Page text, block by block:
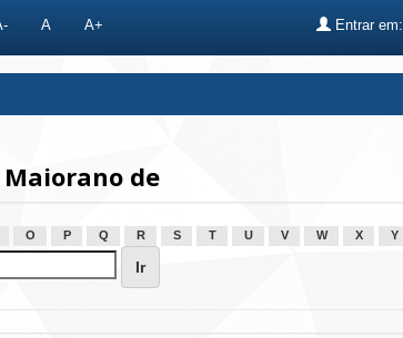
A A+ Entrar em:
de
O P Q R S T U V W X Y